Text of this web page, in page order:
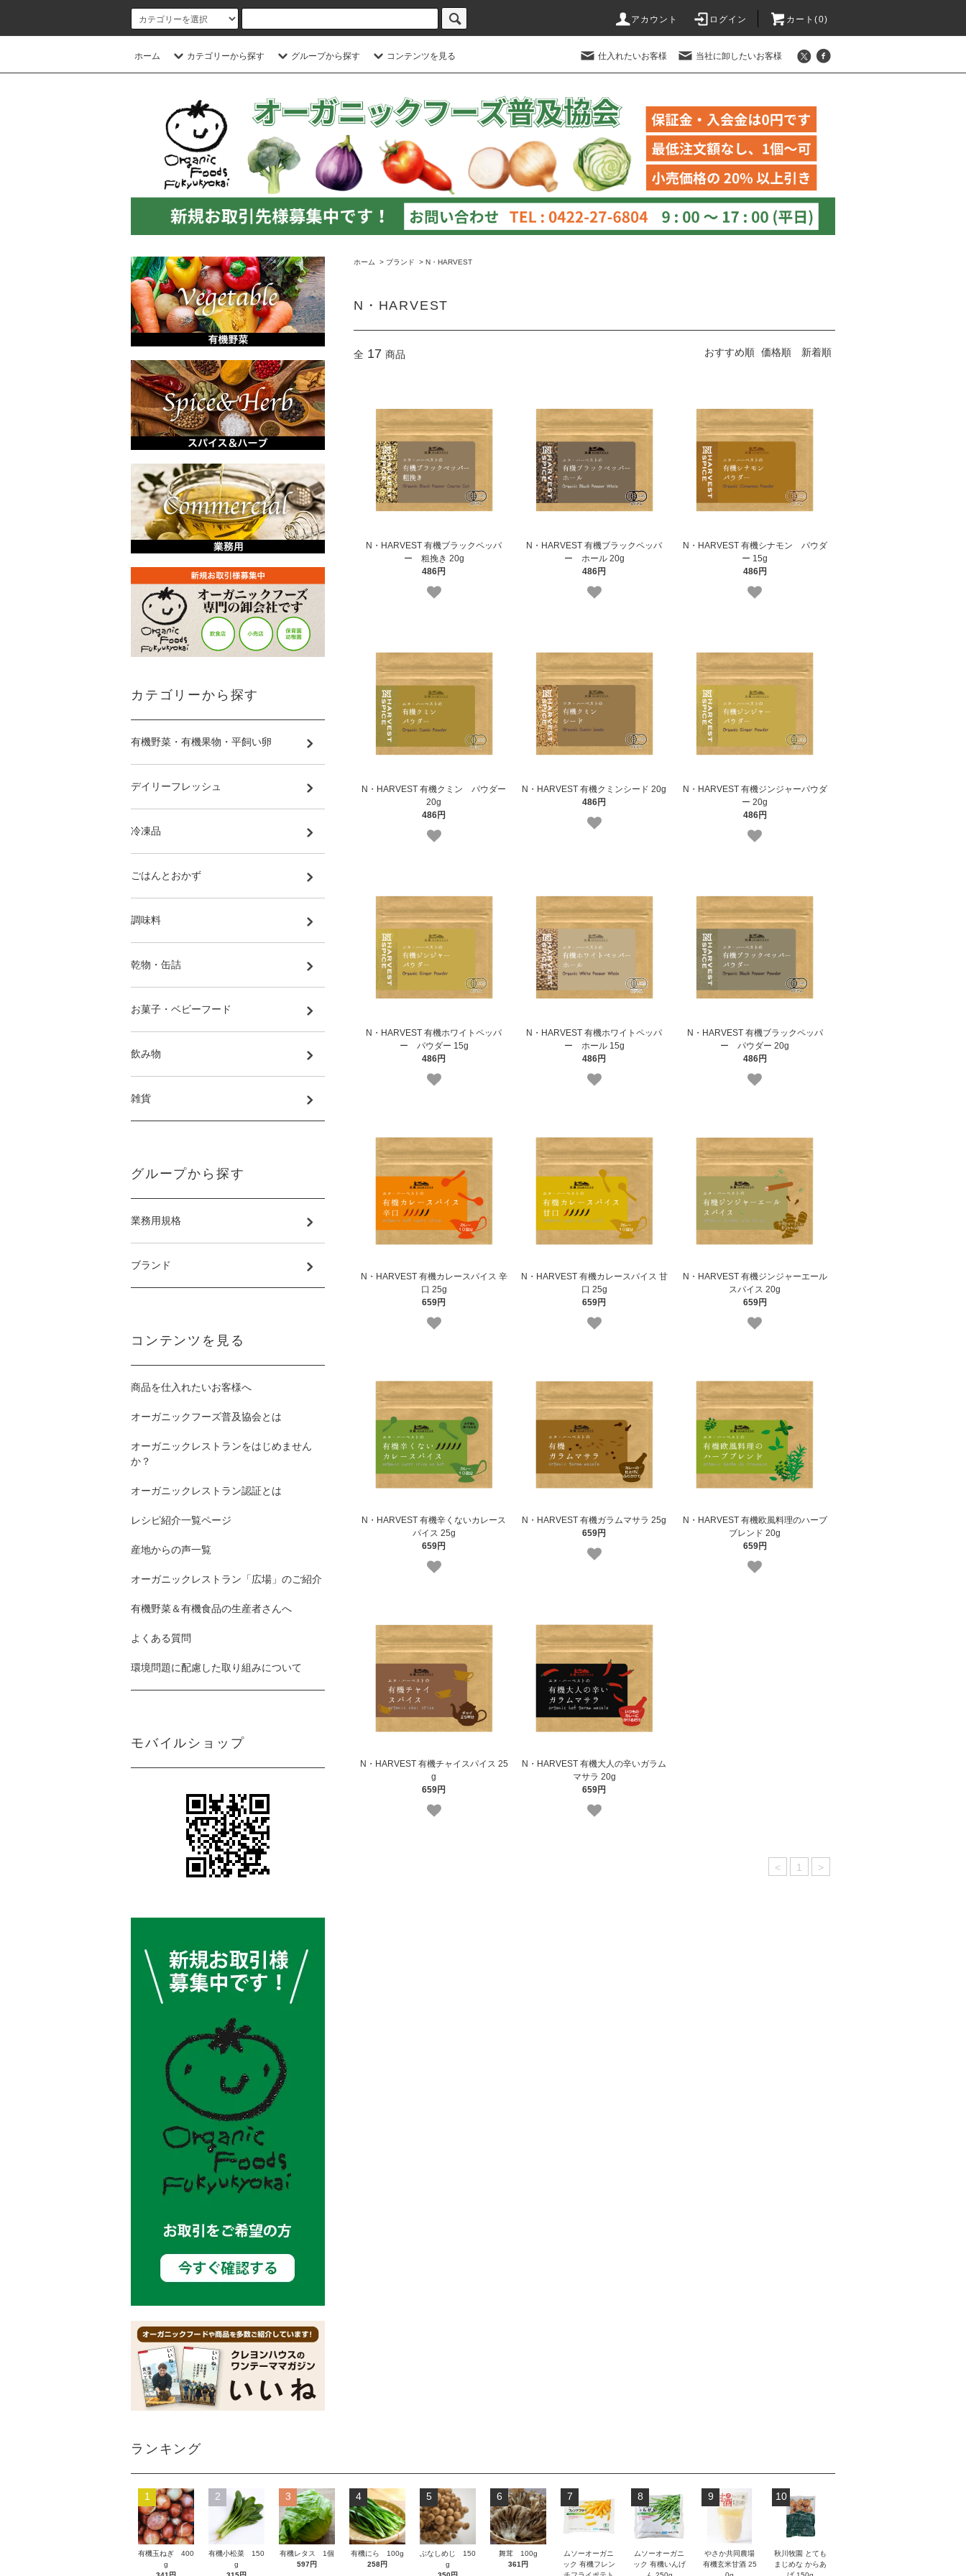
アカウント ログイン カート(0)
ホーム カテゴリーから探す グループから探す コンテンツを見る 仕入れたいお客様 当社に卸したいお客様
ホーム > ブランド > N・HARVEST
N・HARVEST
全 17 商品 おすすめ順 価格順 新着順
N・HARVEST 有機ブラックペッパ
ー 粗挽き 20g
486円
N・HARVEST 有機ブラックペッパ
ー ホール 20g
486円
N・HARVEST 有機シナモン パウダ
ー 15g
486円
N・HARVEST 有機クミン パウダー
20g
486円
N・HARVEST 有機クミンシード 20g
486円
N・HARVEST 有機ジンジャーパウダ
ー 20g
486円
N・HARVEST 有機ホワイトペッパ
ー パウダー 15g
486円
N・HARVEST 有機ホワイトペッパ
ー ホール 15g
486円
N・HARVEST 有機ブラックペッパ
ー パウダー 20g
486円
N・HARVEST 有機カレースパイス 辛
口 25g
659円
N・HARVEST 有機カレースパイス 甘
口 25g
659円
N・HARVEST 有機ジンジャーエール
スパイス 20g
659円
N・HARVEST 有機辛くないカレース
パイス 25g
659円
N・HARVEST 有機ガラムマサラ 25g
659円
N・HARVEST 有機欧風料理のハーブ
ブレンド 20g
659円
N・HARVEST 有機チャイスパイス 25
g
659円
N・HARVEST 有機大人の辛いガラム
マサラ 20g
659円
< 1 >
カテゴリーから探す
有機野菜・有機果物・平飼い卵
デイリーフレッシュ
冷凍品
ごはんとおかず
調味料
乾物・缶詰
お菓子・ベビーフード
飲み物
雑貨
グループから探す
業務用規格
ブランド
コンテンツを見る
商品を仕入れたいお客様へ
オーガニックフーズ普及協会とは
オーガニックレストランをはじめません
か？
オーガニックレストラン認証とは
レシピ紹介一覧ページ
産地からの声一覧
オーガニックレストラン「広場」のご紹介
有機野菜＆有機食品の生産者さんへ
よくある質問
環境問題に配慮した取り組みについて
モバイルショップ
ランキング
1
有機玉ねぎ 400
g
2
有機小松菜 150
g
3
有機レタス 1個
597円
4
有機にら 100g
258円
5
ぶなしめじ 150
g
6
舞茸 100g
361円
7
ムソーオーガニ
ック 有機フレン
8
ムソーオーガニ
ック 有機いんげ
9
やさか共同農場
有機玄米甘酒 25
10
秋川牧園 とても
まじめな からあ